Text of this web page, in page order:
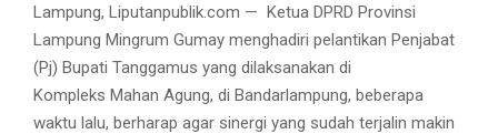
Lampung, Liputanpublik.com — Ketua DPRD Provinsi
Lampung Mingrum Gumay menghadiri pelantikan Penjabat
(Pj) Bupati Tanggamus yang dilaksanakan di
Kompleks Mahan Agung, di Bandarlampung, beberapa
waktu lalu, berharap agar sinergi yang sudah terjalin makin